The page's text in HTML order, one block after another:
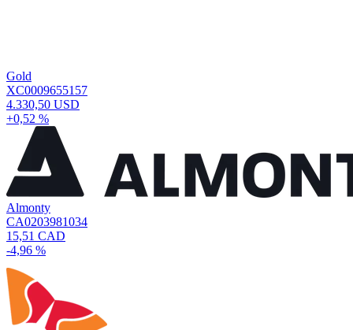
Gold
XC0009655157
4.330,50 USD
+0,52 %
Almonty
CA0203981034
15,51 CAD
-4,96 %